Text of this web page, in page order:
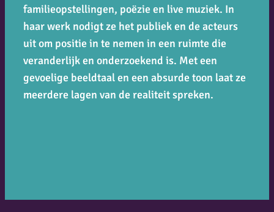
familieopstellingen, poëzie en live muziek. In
haar werk nodigt ze het publiek en de acteurs
uit om positie in te nemen in een ruimte die
veranderlijk en onderzoekend is. Met een
gevoelige beeldtaal en een absurde toon laat ze
meerdere lagen van de realiteit spreken.